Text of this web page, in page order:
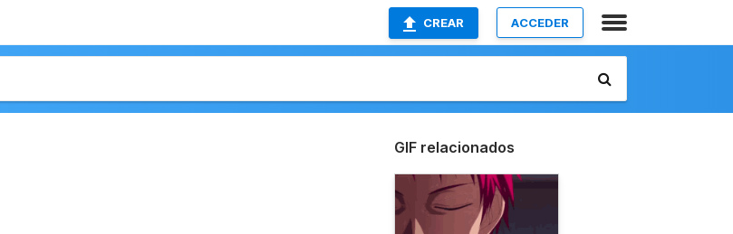
CREAR ACCEDER
GIF relacionados